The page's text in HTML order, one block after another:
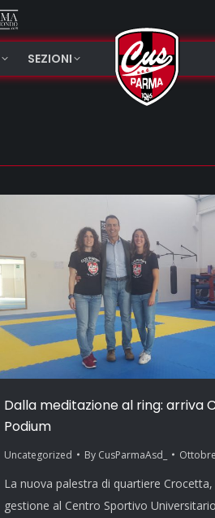
SEZIONI
Dalla meditazione al ring: arriva
Podium
Uncategorized By CusParmaAsd_
La nuova palestra di quartiere
gestione al Centro Sportivo